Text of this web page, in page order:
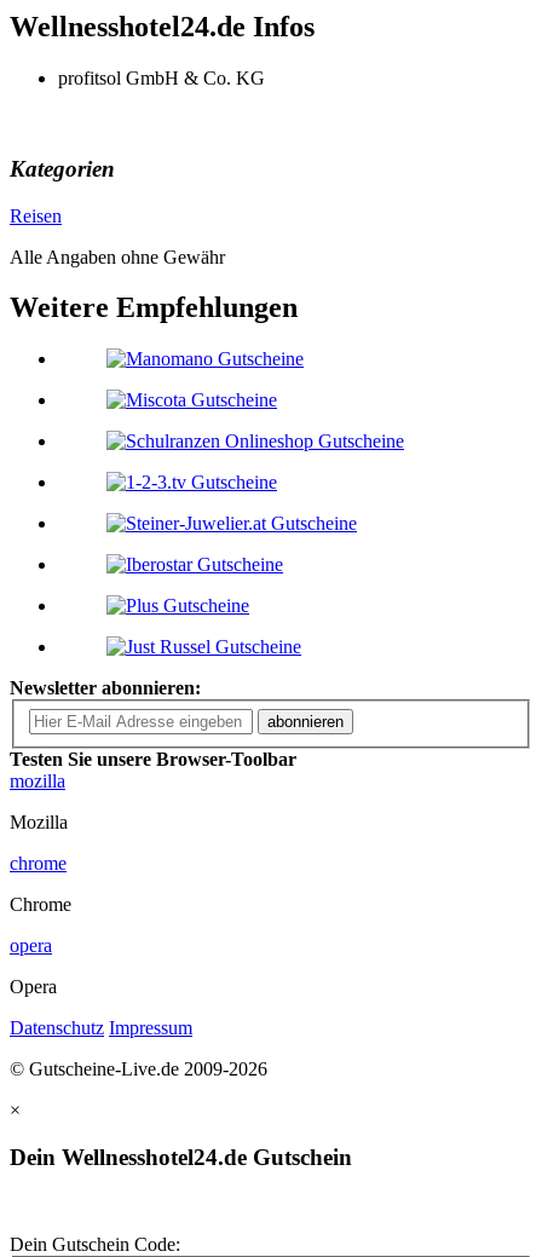
Wellnesshotel24.de Infos
profitsol GmbH & Co. KG
Kategorien
Reisen
Alle Angaben ohne Gewähr
Weitere Empfehlungen
Newsletter abonnieren:
abonnieren
Testen Sie unsere Browser-Toolbar
mozilla
Mozilla
chrome
Chrome
opera
Opera
Datenschutz Impressum
© Gutscheine-Live.de 2009-2026
×
Dein Wellnesshotel24.de Gutschein
Dein Gutschein Code: